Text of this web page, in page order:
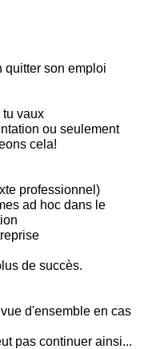
quitter son emploi
vaux
ou seulement
cela!
professionnel)
ad hoc dans le
de succès.
d'ensemble en cas
pas continuer ainsi...